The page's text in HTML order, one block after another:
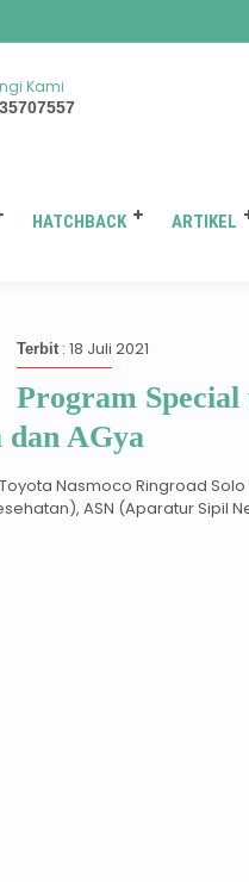
Kami
HATCHBACK ARTIKEL
Tag:
Terbit : 18 Juli 2021
Program
AGya
Toyota Nasmoco Ringroad
ASN (Aparatur Sipil